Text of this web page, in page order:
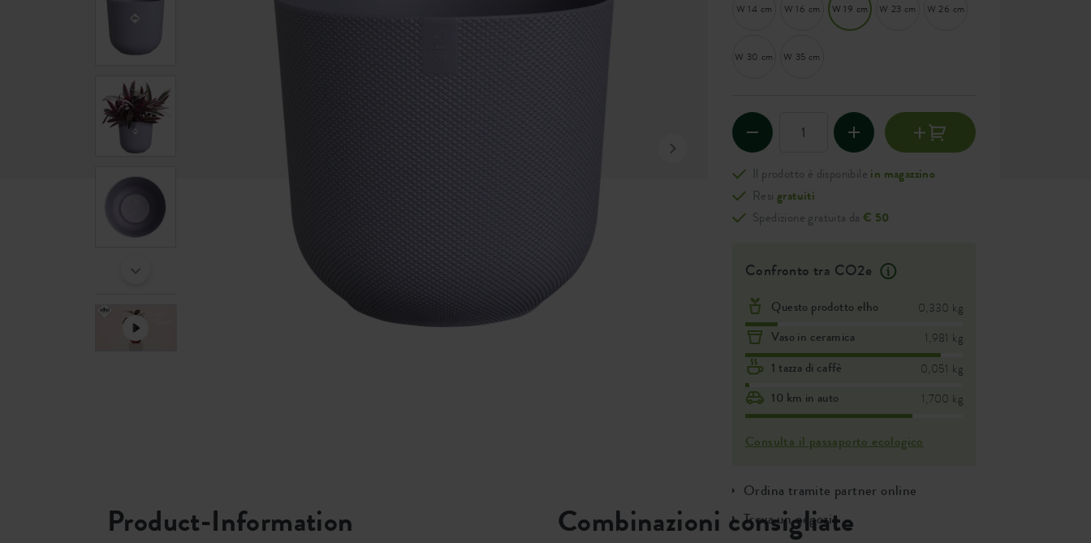
W 14 cm W 16 cm W 19 cm W 23 cm W 26 cm
W 30 cm W 35 cm
Il prodotto è disponibile in magazzino
Resi gratuiti
Spedizione gratuita da€ 50
Confronto tra CO2e
Questo prodotto elho 0,330 kg
Vaso in ceramica 1,981 kg
1 tazza di caffè 0,051 kg
10 km in auto 1,700 kg
Consulta il passaporto ecologico
Ordina tramite partner online
Trova un negozio
Product-Information Combinazioni consigliate